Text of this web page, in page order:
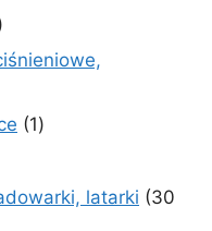
produkty
11
latarki
30